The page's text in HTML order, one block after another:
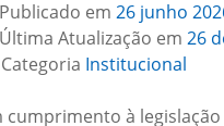
Publicado em 26 junho
Última Atualização em 26
Categoria Institucional
cumprimento à